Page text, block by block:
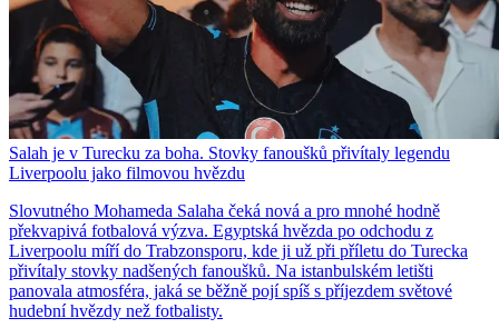
Salah je v Turecku za boha. Stovky fanoušků přivítaly legendu
Liverpoolu jako filmovou hvězdu
Slovutného Mohameda Salaha čeká nová a pro mnohé hodně
překvapivá fotbalová výzva. Egyptská hvězda po odchodu z
Liverpoolu míří do Trabzonsporu, kde ji už při příletu do Turecka
přivítaly stovky nadšených fanoušků. Na istanbulském letišti
panovala atmosféra, jaká se běžně pojí spíš s příjezdem světové
hudební hvězdy než fotbalisty.